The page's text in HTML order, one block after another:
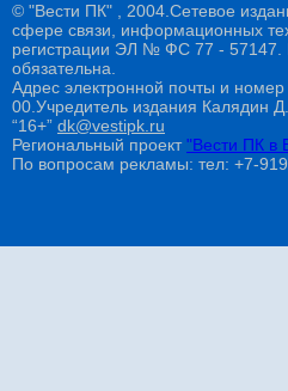
© "Вести ПК" , 2004.Сетевое
сфере связи, информационных
регистрации ЭЛ № ФС 77 - 57147.
обязательна.
Адрес электронной почты и
00.Учредитель издания Калядин
“16+” dk@vestipk.ru
Региональный проект"Вести ПК в
По вопросам рекламы: тел: +7-